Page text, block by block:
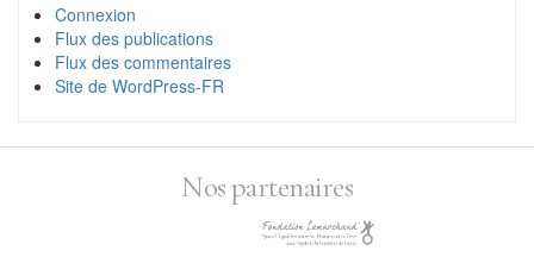
Connexion
Flux des publications
Flux des commentaires
Site de WordPress-FR
Nos partenaires